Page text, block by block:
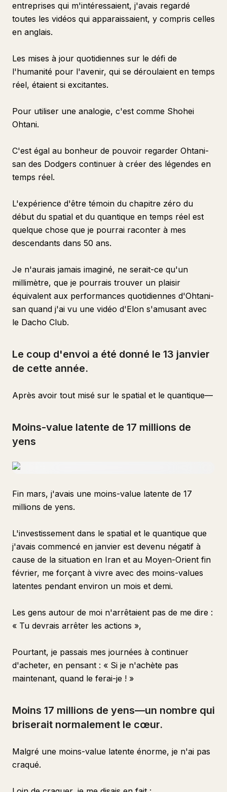
entreprises qui m'intéressaient, j'avais regardé
toutes les vidéos qui apparaissaient, y compris celles
en anglais.
Les mises à jour quotidiennes sur le défi de
l'humanité pour l'avenir, qui se déroulaient en temps
réel, étaient si excitantes.
Pour utiliser une analogie, c'est comme Shohei
Ohtani.
C'est égal au bonheur de pouvoir regarder Ohtani-
san des Dodgers continuer à créer des légendes en
temps réel.
L'expérience d'être témoin du chapitre zéro du
début du spatial et du quantique en temps réel est
quelque chose que je pourrai raconter à mes
descendants dans 50 ans.
Je n'aurais jamais imaginé, ne serait-ce qu'un
millimètre, que je pourrais trouver un plaisir
équivalent aux performances quotidiennes d'Ohtani-
san quand j'ai vu une vidéo d'Elon s'amusant avec
le Dacho Club.
Le coup d'envoi a été donné le 13 janvier
de cette année.
Après avoir tout misé sur le spatial et le quantique—
Moins-value latente de 17 millions de
yens
Fin mars, j'avais une moins-value latente de 17
millions de yens.
L'investissement dans le spatial et le quantique que
j'avais commencé en janvier est devenu négatif à
cause de la situation en Iran et au Moyen-Orient fin
février, me forçant à vivre avec des moins-values
latentes pendant environ un mois et demi.
Les gens autour de moi n'arrêtaient pas de me dire :
« Tu devrais arrêter les actions »,
Pourtant, je passais mes journées à continuer
d'acheter, en pensant : « Si je n'achète pas
maintenant, quand le ferai-je ! »
Moins 17 millions de yens—un nombre qui
briserait normalement le cœur.
Malgré une moins-value latente énorme, je n'ai pas
craqué.